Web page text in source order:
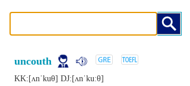
uncouth
KK:[ʌnˈkuθ] DJ:[ʌnˈkuːθ]